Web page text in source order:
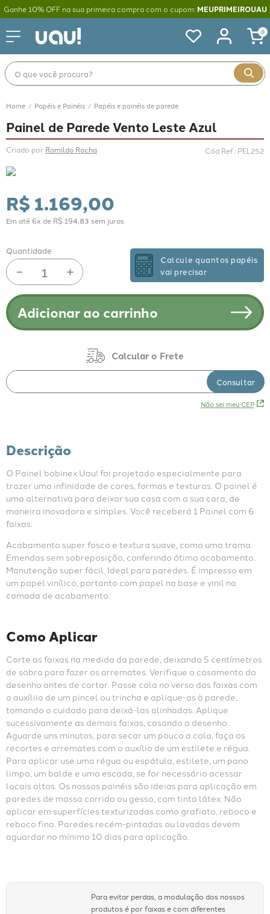
Ganhe 10% OFF na sua primeira compra com o cupom: MEUPRIMEIROUAU
0
O que você procura?
Papéis e Painéis Papéis e painéis de parede
Painel de Parede Vento Leste Azul
Criado por Romildo Rocha Cód Ref.: PEL252
R$ 1.169,00
Em até 6x de R$ 194 83 sem juros
Quantidade
＋
－
Calcule quantos papéis
vai precisar
Adicionar ao carrinho
Não sei meu CEP
Descrição
O Painel bobinex Uau! foi projetado especialmente para
trazer uma infinidade de cores, formas e texturas. O painel é
uma alternativa para deixar sua casa com a sua cara, de
maneira inovadora e simples. Você receberá 1 Painel com 6
faixas.
Acabamento super fosco e textura suave, como uma trama.
Emendas sem sobreposição, conferindo ótimo acabamento.
Manutenção super fácil. Ideal para paredes. É impresso em
um papel vinílico, portanto com papel na base e vinil na
camada de acabamento.
Como Aplicar
Corte as faixas na medida da parede, deixando 5 centímetros
de sobra para fazer os arremates. Verifique o casamento do
desenho antes de cortar. Passe cola no verso das faixas com
o auxíliio de um pincel ou trincha e aplique-as à parede,
tomando o cuidado para deixá-las alinhadas. Aplique
sucessivamente as demais faixas, casando o desenho.
Aguarde uns minutos, para secar um pouco a cola, faça os
recortes e arremates com o auxílio de um estilete e régua.
Para aplicar use uma régua ou espátula, estilete, um pano
limpo, um balde e uma escada, se for necessário acessar
locais altos. Os nossos painéis são ideias para aplicação em
paredes de massa corrida ou gesso, com tinta látex. Não
aplicar em superfícies texturizadas como grafiato, reboco e
reboco fino. Paredes recém-pintadas ou lavadas devem
aguardar no mínimo 10 dias para aplicação.
Para evitar perdas, a modulação dos nossos
produtos é por faixas e com diferentes